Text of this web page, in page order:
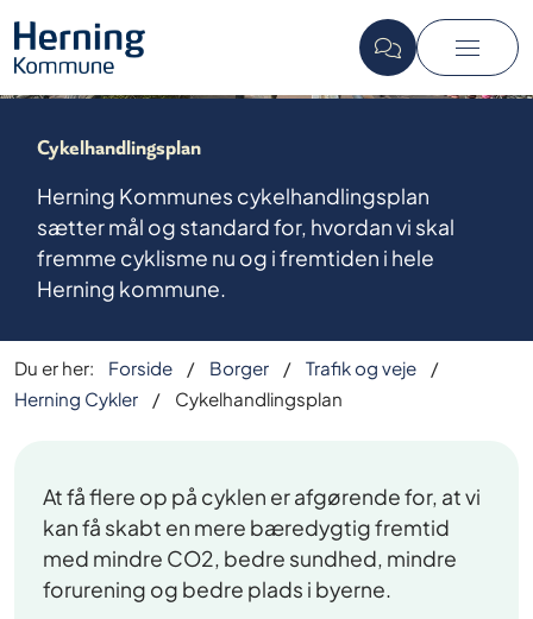
Cykelhandlingsplan
Herning Kommunes cykelhandlingsplan
sætter mål og standard for, hvordan vi skal
fremme cyklisme nu og i fremtiden i hele
Herning kommune.
Du er her: Forside Borger
Trafik og veje
Herning Cykler
Cykelhandlingsplan
At få flere op på cyklen er afgørende for, at vi
kan få skabt en mere bæredygtig fremtid
med mindre CO2, bedre sundhed, mindre
forurening og bedre plads i byerne.